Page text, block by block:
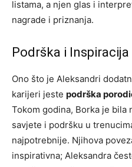
listama, a njen glas i
nagrade i priznanja.
Podrška i Inspiracija
Ono što je Aleksandri
karijeri jeste podrška
Tokom godina, Borka je bila
savjete i podršku u
najpotrebnije. Njihova
inspirativna; Aleksandra